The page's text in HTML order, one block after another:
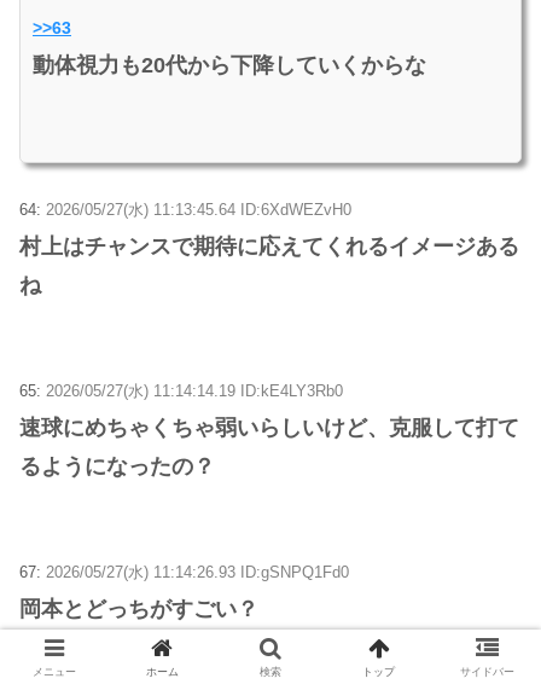
>>63
動体視力も20代から下降していくからな
64: 2026/05/27(水) 11:13:45.64 ID:6XdWEZvH0
村上はチャンスで期待に応えてくれるイメージある
ね
65: 2026/05/27(水) 11:14:14.19 ID:kE4LY3Rb0
速球にめちゃくちゃ弱いらしいけど、克服して打て
るようになったの？
67: 2026/05/27(水) 11:14:26.93 ID:gSNPQ1Fd0
岡本とどっちがすごい？
メニュー ホーム 検索 トップ サイドバー